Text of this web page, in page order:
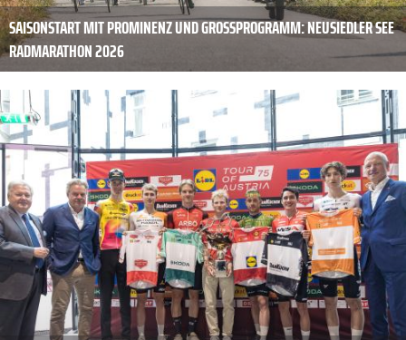
SAISONSTART MIT PROMINENZ UND GROSSPROGRAMM: NEUSIEDLER SEE R
ADMARATHON 2026